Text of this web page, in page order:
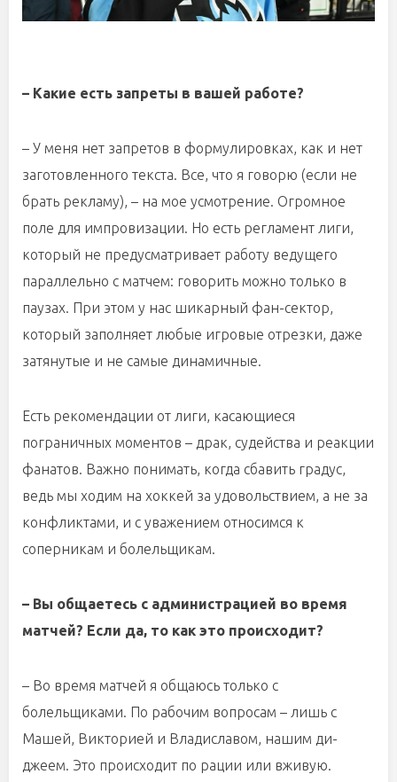
– Какие есть запреты в вашей работе?
– У меня нет запретов в формулировках, как и нет
заготовленного текста. Все, что я говорю (если не
брать рекламу), – на мое усмотрение. Огромное
поле для импровизации. Но есть регламент лиги,
который не предусматривает работу ведущего
параллельно с матчем: говорить можно только в
паузах. При этом у нас шикарный фан-сектор,
который заполняет любые игровые отрезки, даже
затянутые и не самые динамичные.
Есть рекомендации от лиги, касающиеся
пограничных моментов – драк, судейства и реакции
фанатов. Важно понимать, когда сбавить градус,
ведь мы ходим на хоккей за удовольствием, а не за
конфликтами, и с уважением относимся к
соперникам и болельщикам.
– Вы общаетесь с администрацией во время
матчей? Если да, то как это происходит?
– Во время матчей я общаюсь только с
болельщиками. По рабочим вопросам – лишь с
Машей, Викторией и Владиславом, нашим ди-
джеем. Это происходит по рации или вживую.